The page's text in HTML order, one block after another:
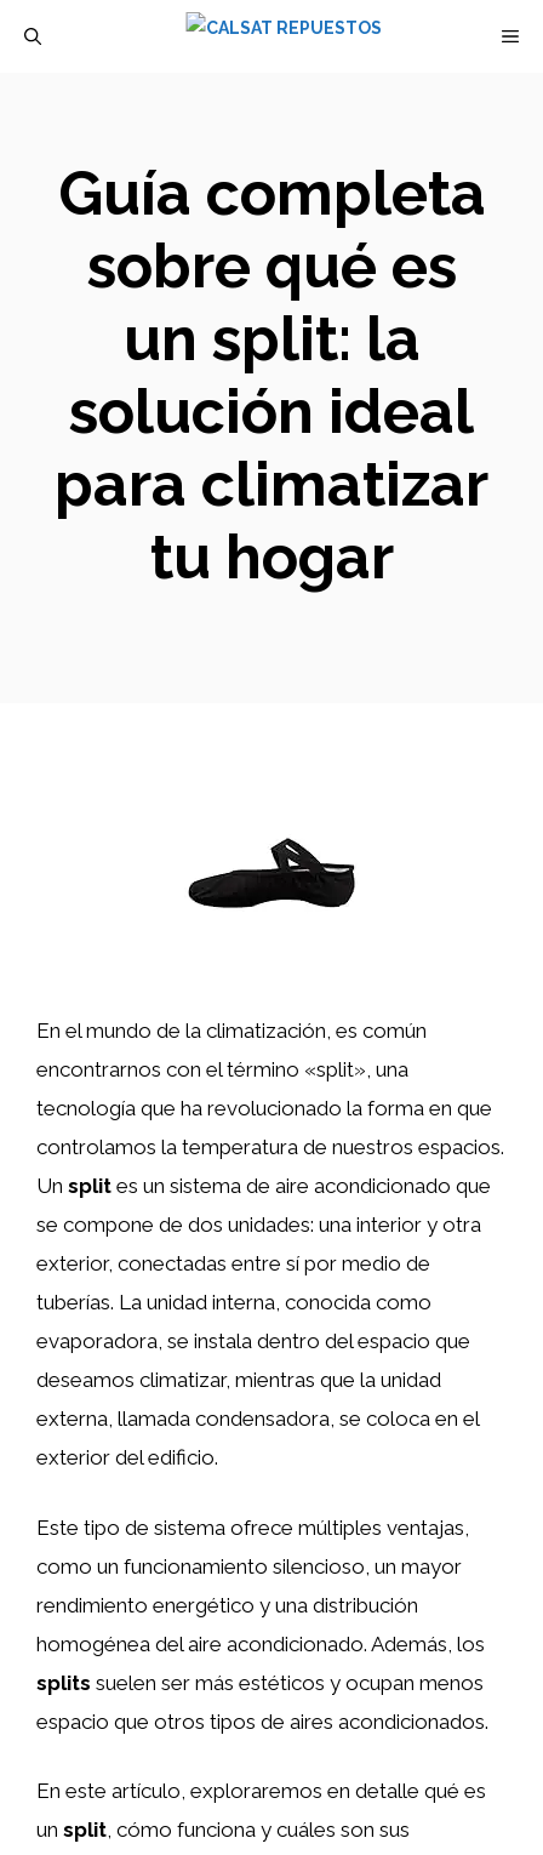
Guía completa
sobre qué es
un split: la
solución ideal
para climatizar
tu hogar
En el mundo de la climatización, es común
encontrarnos con el término «split», una
tecnología que ha revolucionado la forma en que
controlamos la temperatura de nuestros espacios.
Un split es un sistema de aire acondicionado que
se compone de dos unidades: una interior y otra
exterior, conectadas entre sí por medio de
tuberías. La unidad interna, conocida como
evaporadora, se instala dentro del espacio que
deseamos climatizar, mientras que la unidad
externa, llamada condensadora, se coloca en el
exterior del edificio.
Este tipo de sistema ofrece múltiples ventajas,
como un funcionamiento silencioso, un mayor
rendimiento energético y una distribución
homogénea del aire acondicionado. Además, los
splits suelen ser más estéticos y ocupan menos
espacio que otros tipos de aires acondicionados.
En este artículo, exploraremos en detalle qué es
un split, cómo funciona y cuáles son sus